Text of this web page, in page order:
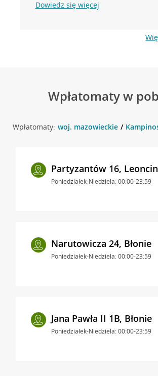
Dowiedz się więcej
Wpłatomaty w
Wpłatomaty: woj. mazowieckie
Partyzantów 16, Leoncin
Poniedziałek-Niedziela: 00:00-23:59
Narutowicza 24, Błonie
Poniedziałek-Niedziela: 00:00-23:59
Jana Pawła II 1B, Błonie
Poniedziałek-Niedziela: 00:00-23:59